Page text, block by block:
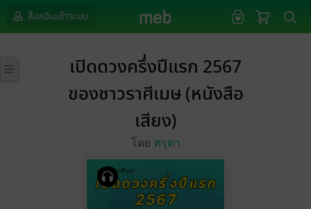
ล็อกอินเข้าระบบ
เปิดดวงครึ่งปีแรก 2567
ของชาวราศีเมษ (หนังสือ
เสียง)
โดย ศรุตา